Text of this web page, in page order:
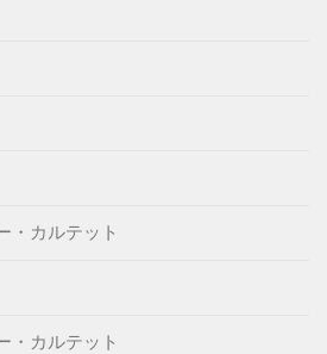
・カルテット
・カルテット